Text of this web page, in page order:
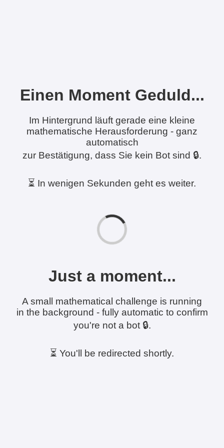
Einen Moment Geduld...
Im Hintergrund läuft gerade eine kleine
mathematische Herausforderung - ganz
automatisch
zur Bestätigung, dass Sie kein Bot sind 🔒.
⏳ In wenigen Sekunden geht es weiter.
Just a moment...
A small mathematical challenge is running
in the background - fully automatic to confirm
you're not a bot 🔒.
⏳ You'll be redirected shortly.